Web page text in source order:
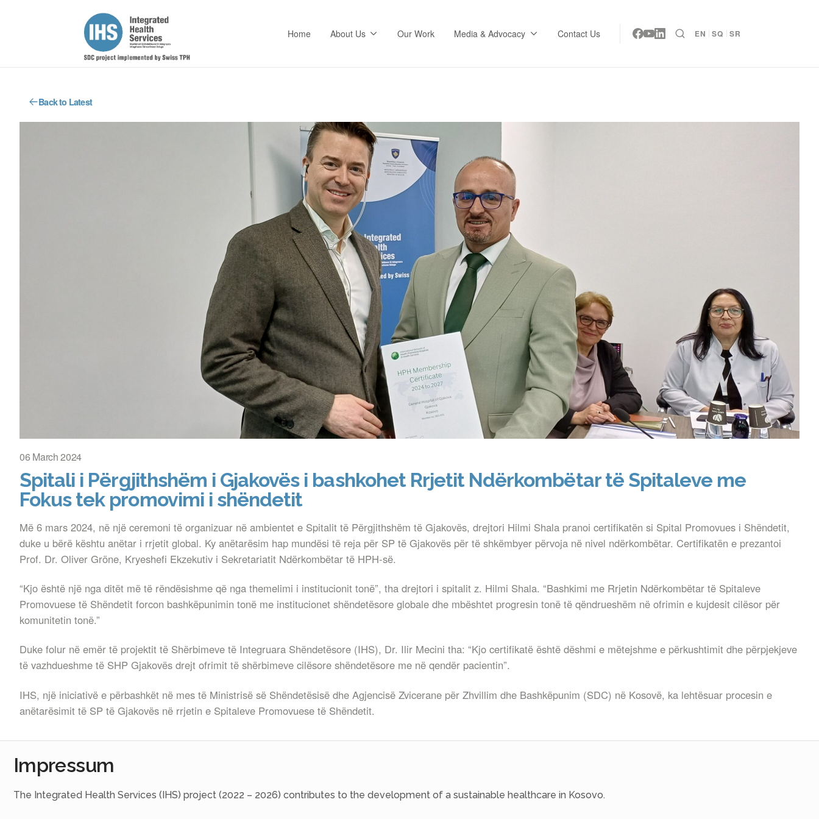
Home About Us Our Work Media & Advocacy Contact Us EN SQ SR
Back to Latest
06 March 2024
Spitali i Përgjithshëm i Gjakovës i bashkohet Rrjetit Ndërkombëtar të Spitaleve me
Fokus tek promovimi i shëndetit
Më 6 mars 2024, në një ceremoni të organizuar në ambientet e Spitalit të Përgjithshëm të Gjakovës, drejtori Hilmi Shala pranoi certifikatën si Spital Promovues i Shëndetit,
duke u bërë kështu anëtar i rrjetit global. Ky anëtarësim hap mundësi të reja për SP të Gjakovës për të shkëmbyer përvoja në nivel ndërkombëtar. Certifikatën e prezantoi
Prof. Dr. Oliver Gröne, Kryeshefi Ekzekutiv i Sekretariatit Ndërkombëtar të HPH-së.
“Kjo është një nga ditët më të rëndësishme që nga themelimi i institucionit tonë”, tha drejtori i spitalit z. Hilmi Shala. “Bashkimi me Rrjetin Ndërkombëtar të Spitaleve
Promovuese të Shëndetit forcon bashkëpunimin tonë me institucionet shëndetësore globale dhe mbështet progresin tonë të qëndrueshëm në ofrimin e kujdesit cilësor për
komunitetin tonë.”
Duke folur në emër të projektit të Shërbimeve të Integruara Shëndetësore (IHS), Dr. Ilir Mecini tha: “Kjo certifikatë është dëshmi e mëtejshme e përkushtimit dhe përpjekjeve
të vazhdueshme të SHP Gjakovës drejt ofrimit të shërbimeve cilësore shëndetësore me në qendër pacientin”.
IHS, një iniciativë e përbashkët në mes të Ministrisë së Shëndetësisë dhe Agjencisë Zvicerane për Zhvillim dhe Bashkëpunim (SDC) në Kosovë, ka lehtësuar procesin e
anëtarësimit të SP të Gjakovës në rrjetin e Spitaleve Promovuese të Shëndetit.
Impressum
The Integrated Health Services (IHS) project (2022 – 2026) contributes to the development of a sustainable healthcare in Kosovo.